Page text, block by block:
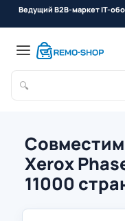
Ведущий B2B-маркет IT-
🔍
Xerox
11000